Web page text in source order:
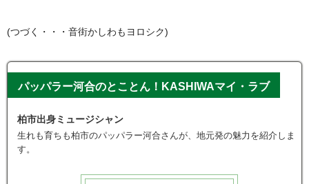
(つづく・・・音街かしわもヨロシク)
パッパラー河合のとことん！KASHIWAマイ・ラブ
柏市出身ミュージシャン
生れも育ちも柏市のパッパラー河合さんが、地元発の魅力を紹介しま
す。